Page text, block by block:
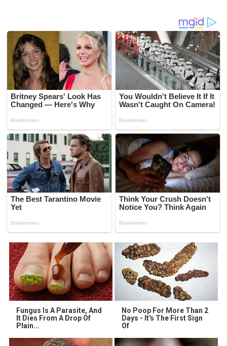
Fungus Is A Parasite, And
It Dies From A Drop Of
Plain...
No Poop For More Than 2
Days - It's The First Sign
Of